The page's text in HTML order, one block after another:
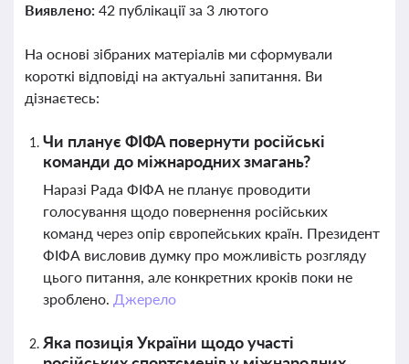
Виявлено: 42 публікації за 3 лютого
На основі зібраних матеріалів ми сформували
короткі відповіді на актуальні запитання. Ви
дізнаєтесь:
Чи планує ФІФА повернути російські
команди до міжнародних змагань?
Наразі Рада ФІФА не планує проводити
голосування щодо повернення російських
команд через опір європейських країн. Президент
ФІФА висловив думку про можливість розгляду
цього питання, але конкретних кроків поки не
зроблено. Джерело
Яка позиція України щодо участі